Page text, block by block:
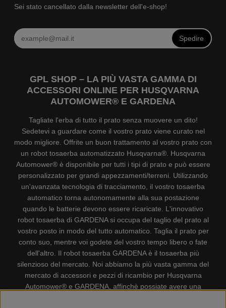
Sei stato cancellato dalla newsletter dell'e-shop!
Spedire
GPL SHOP – LA PIÙ VASTA GAMMA DI
ACCESSORI ONLINE PER HUSQVARNA
AUTOMOWER® E GARDENA
Tagliate l'erba di tutto il prato senza muovere un dito!
Sedetevi a guardare come il vostro prato viene curato nel
modo migliore. Offrite un buon trattamento al vostro prato con
un robot tosaerba automatizzato Husqvarna®. Husqvarna
Automower® è disponibile per tutti i tipi di prato e può essere
personalizzato per grandi appezzamenti/terreni. Utilizzando
un'avanzata tecnologia di tracciamento, il vostro tosaerba
automatico torna autonomamente alla sua postazione
quando le batterie devono essere ricaricate. L'innovativo
robot tosaerba di GARDENA si occupa del taglio del prato al
vostro posto in modo del tutto automatico. Taglia il prato per
conto suo, mentre voi godete del vostro tempo libero o fate
dell'altro. Il robot tosaerba GARDENA è il tosaerba più
silenzioso del mercato. Noi abbiamo la più vasta gamma del
mercato di accessori e pezzi di ricambio per Husqvarna
Automower® e GARDENA, affinchè possiate avere una